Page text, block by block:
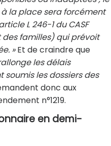
la place sera forcément
L 246-1 du CASF
familles) qui prévoit
»Et de craindre que
les délais
les dossiers des
donc aux
n°1219.
en demi-